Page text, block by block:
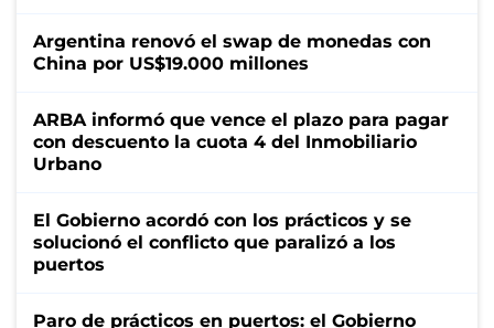
Argentina renovó el swap de monedas con
China por US$19.000 millones
ARBA informó que vence el plazo para pagar
con descuento la cuota 4 del Inmobiliario
Urbano
El Gobierno acordó con los prácticos y se
solucionó el conflicto que paralizó a los
puertos
Paro de prácticos en puertos: el Gobierno